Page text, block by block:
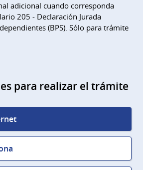
adicional cuando corresponda
205 - Declaración Jurada
(BPS). Sólo para trámite
para realizar el trámite